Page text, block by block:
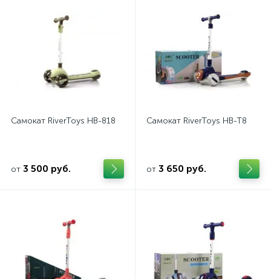
Самокат RiverToys HB-818
от 3 500 руб.
Самокат RiverToys HB-T8
от 3 650 руб.